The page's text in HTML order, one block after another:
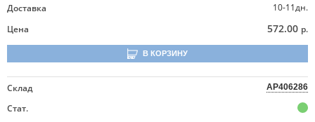
Доставка
10-11дн.
Цена
572.00 р.
В КОРЗИНУ
Склад AP406286
Стат.